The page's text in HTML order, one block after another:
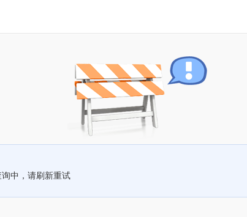
中，请刷新重试